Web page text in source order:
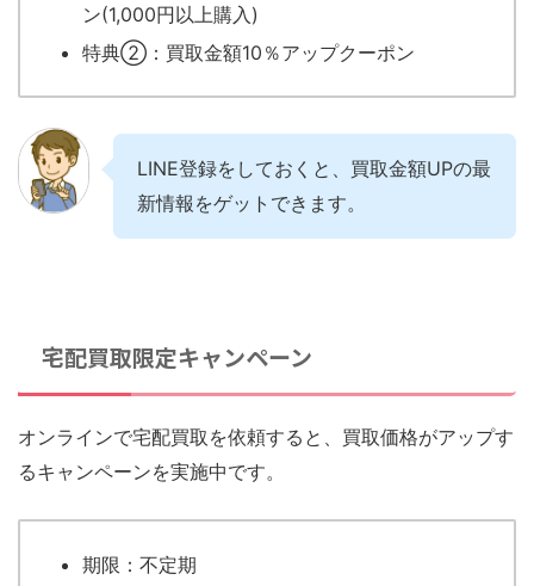
ン(1,000円以上購入)
特典②：買取金額10％アップクーポン
LINE登録をしておくと、買取金額UPの最
新情報をゲットできます。
宅配買取限定キャンペーン
オンラインで宅配買取を依頼すると、買取価格がアップす
るキャンペーンを実施中です。
期限：不定期